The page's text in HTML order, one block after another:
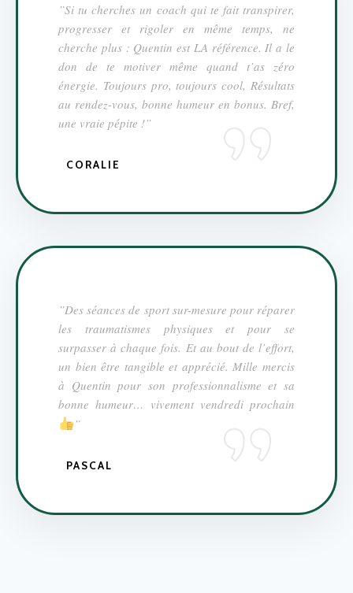
”Si tu cherches un coach qui te fait transpirer,
progresser et rigoler en même temps, ne
cherche plus : Quentin est LA référence. Il a le
don de te motiver même quand t’as zéro
énergie. Toujours pro, toujours cool, Résultats
au rendez-vous, bonne humeur en bonus. Bref,
une vraie pépite !”
CORALIE
”Des séances de sport sur-mesure pour réparer
les traumatismes physiques et pour se
surpasser à chaque fois. Et au bout de l’effort,
un bien être tangible et apprécié. Mille mercis
à Quentin pour son professionnalisme et sa
bonne humeur… vivement vendredi prochain
”
PASCAL